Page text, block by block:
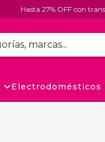
Hasta 27% OFF con
Electrodomésticos